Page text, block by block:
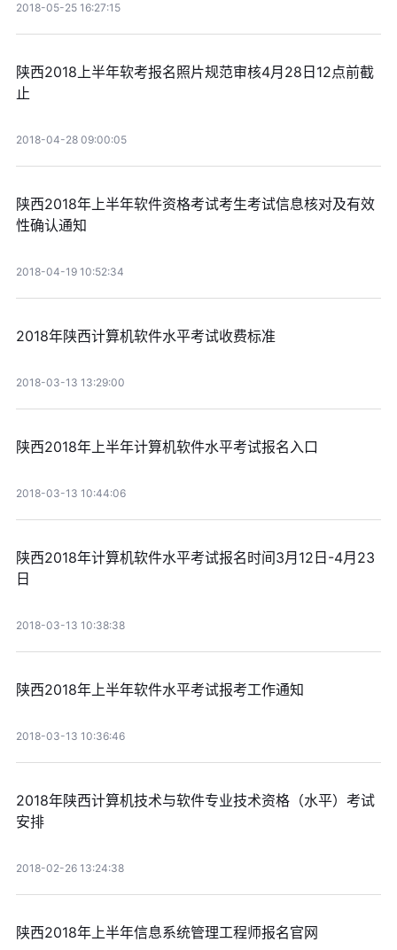
2018-05-25 16:27:15
陕西2018上半年软考报名照片规范审核4月28日12点前截
止
2018-04-28 09:00:05
陕西2018年上半年软件资格考试考生考试信息核对及有效
性确认通知
2018-04-19 10:52:34
2018年陕西计算机软件水平考试收费标准
2018-03-13 13:29:00
陕西2018年上半年计算机软件水平考试报名入口
2018-03-13 10:44:06
陕西2018年计算机软件水平考试报名时间3月12日-4月23
日
2018-03-13 10:38:38
陕西2018年上半年软件水平考试报考工作通知
2018-03-13 10:36:46
2018年陕西计算机技术与软件专业技术资格（水平）考试
安排
2018-02-26 13:24:38
陕西2018年上半年信息系统管理工程师报名官网